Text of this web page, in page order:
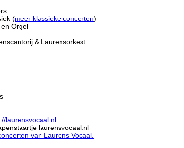
(meer klassieke concerten)
en Orgel
& Laurensorkest
laurensvocaal.nl
laurensvocaal.nl
van Laurens Vocaal.